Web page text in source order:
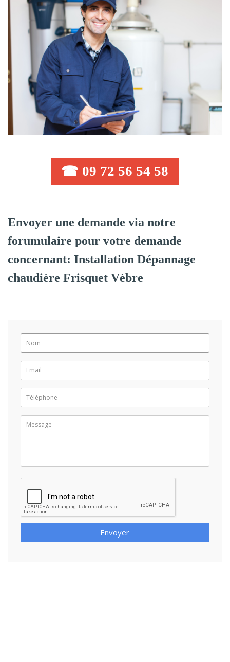
☎ 09 72 56 54 58
Envoyer une demande via notre
forumulaire pour votre demande
concernant: Installation Dépannage
chaudière Frisquet Vèbre
Envoyer